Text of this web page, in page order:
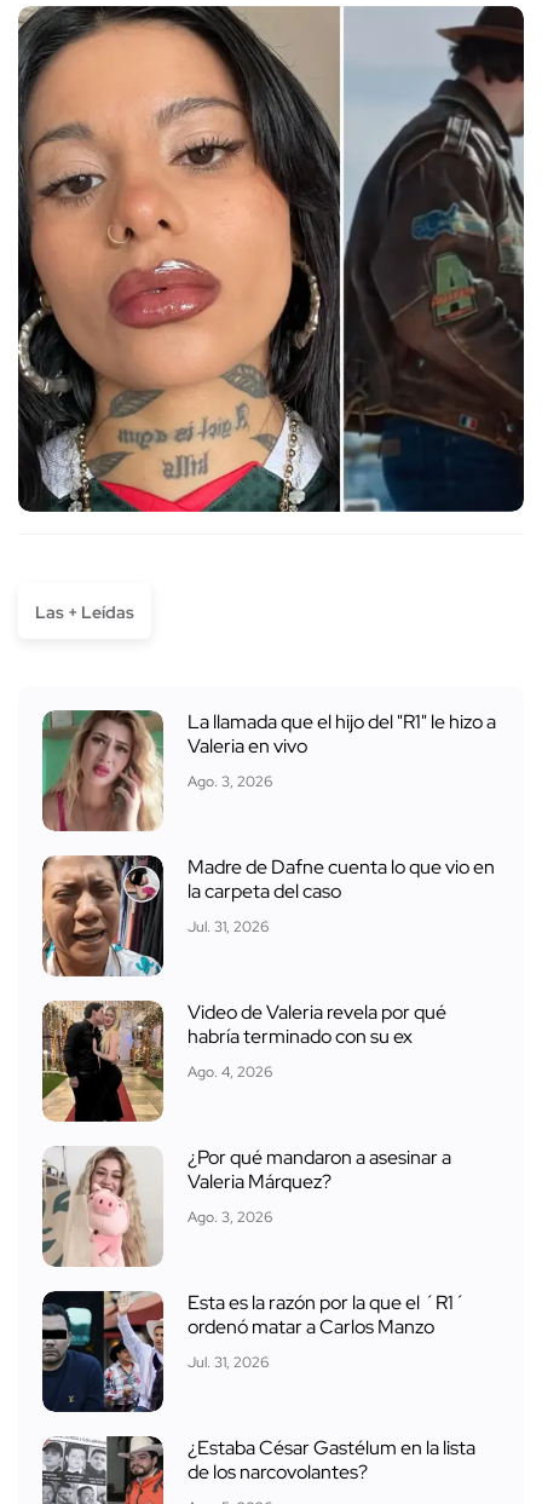
Las + Leídas
La llamada que el hijo del "R1" le hizo a
Valeria en vivo
Ago. 3, 2026
Madre de Dafne cuenta lo que vio en
la carpeta del caso
Jul. 31, 2026
Video de Valeria revela por qué
habría terminado con su ex
Ago. 4, 2026
¿Por qué mandaron a asesinar a
Valeria Márquez?
Ago. 3, 2026
Esta es la razón por la que el ´R1´
ordenó matar a Carlos Manzo
Jul. 31, 2026
¿Estaba César Gastélum en la lista
de los narcovolantes?